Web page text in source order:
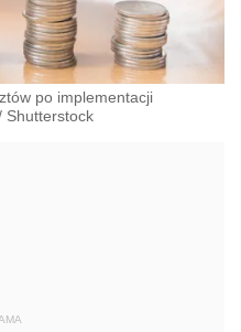
po implementacji
Shutterstock